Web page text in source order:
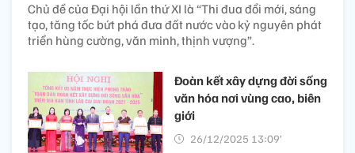
Chủ đề của Đại hội lần thứ XI là “Thi đua đổi mới, sáng
tạo, tăng tốc bứt phá đưa đất nước vào kỷ nguyên phát
triển hùng cường, văn minh, thịnh vượng”.
Đoàn kết xây dựng đời sống
văn hóa nơi vùng cao, biên
giới
26/12/2025 13:09’